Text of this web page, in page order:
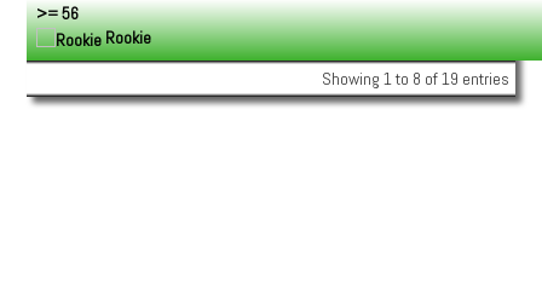
>= 56
Rookie
Showing 1 to 8 of 19 entries